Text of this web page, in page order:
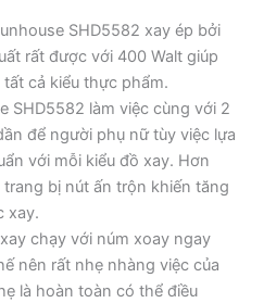
SHD5582 xay ép bởi
rất được với 400 Walt giúp
cả kiểu thực phẩm.
SHD5582 làm việc cùng với 2
để người phụ nữ tùy việc lựa
với mỗi kiểu đồ xay. Hơn
bị nút ấn trộn khiến tăng
xay.
chạy với núm xoay ngay
nên rất nhẹ nhàng việc của
là hoàn toàn có thể điều